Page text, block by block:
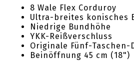
8 Wale Flex Corduroy
Ultra-breites konisches
Niedrige Bundhöhe
YKK-Reißverschluss
Originale Fünf-Taschen-
Beinöffnung 45 cm (18")